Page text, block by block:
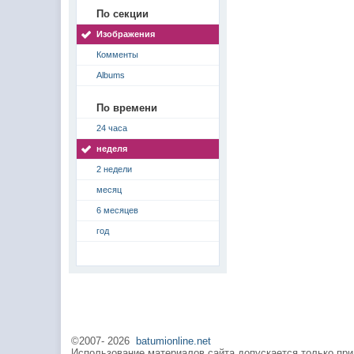
По секции
Изображения
Комменты
Albums
По времени
24 часа
неделя
2 недели
месяц
6 месяцев
год
©2007-2026
batumionline.net